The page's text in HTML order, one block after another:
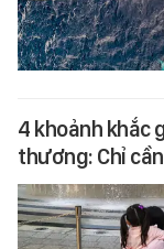
4 khoảnh khắc
thương: Chỉ